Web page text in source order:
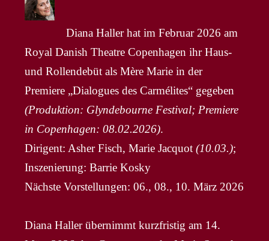
Diana Haller hat im Februar 2026 am
Royal Danish Theatre Copenhagen ihr Haus-
und Rollendebüt als Mère Marie in der
Premiere „Dialogues des Carmélites“ gegeben
(Produktion: Glyndebourne Festival; Premiere
in Copenhagen: 08.02.2026).
Dirigent: Asher Fisch, Marie Jacquot(10.03.);
Inszenierung: Barrie Kosky
Nächste Vorstellungen: 06., 08., 10. März 2026
Diana Haller übernimmt kurzfristig am 14.